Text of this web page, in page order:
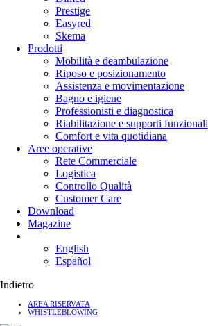
Prestige
Easyred
Skema
Prodotti
Mobilità e deambulazione
Riposo e posizionamento
Assistenza e movimentazione
Bagno e igiene
Professionisti e diagnostica
Riabilitazione e supporti funzionali
Comfort e vita quotidiana
Aree operative
Rete Commerciale
Logistica
Controllo Qualità
Customer Care
Download
Magazine
English
Español
Indietro
AREA RISERVATA
WHISTLEBLOWING